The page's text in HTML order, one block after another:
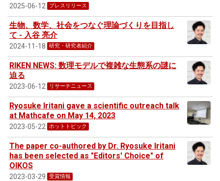
2025-06-12 プレスリリース
生物、数学、社会をつなぐ理論づくりを目指し
て - 入谷 亮介
2024-11-18 研究・研究者紹介
RIKEN NEWS: 数理モデルで複雑な生態系の謎に
迫る
2023-06-12 リサーチニュース
Ryosuke Iritani gave a scientific outreach talk
at Mathcafe on May 14, 2023
2023-05-22 ホットトピック
The paper co-authored by Dr. Ryosuke Iritani
has been selected as "Editors' Choice" of
OIKOS
2023-03-29 受賞情報